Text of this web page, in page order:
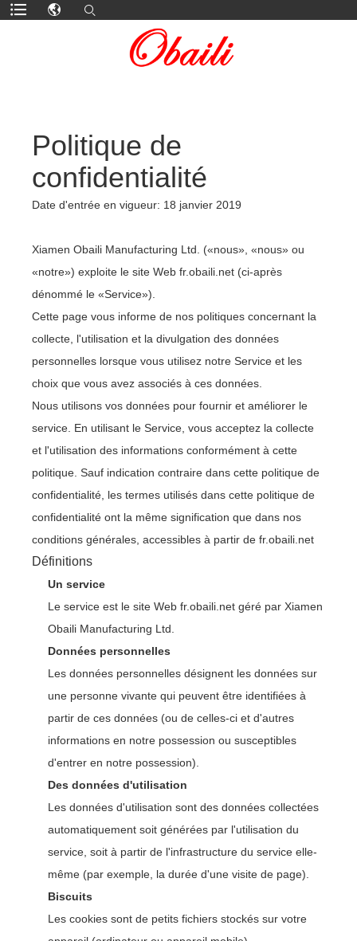
Politique de
confidentialité
Date d'entrée en vigueur: 18 janvier 2019
Xiamen Obaili Manufacturing Ltd. («nous», «nous» ou
«notre») exploite le site Web fr.obaili.net (ci-après
dénommé le «Service»).
Cette page vous informe de nos politiques concernant la
collecte, l'utilisation et la divulgation des données
personnelles lorsque vous utilisez notre Service et les
choix que vous avez associés à ces données.
Nous utilisons vos données pour fournir et améliorer le
service. En utilisant le Service, vous acceptez la collecte
et l'utilisation des informations conformément à cette
politique. Sauf indication contraire dans cette politique de
confidentialité, les termes utilisés dans cette politique de
confidentialité ont la même signification que dans nos
conditions générales, accessibles à partir de fr.obaili.net
Définitions
Un service
Le service est le site Web fr.obaili.net géré par Xiamen
Obaili Manufacturing Ltd.
Données personnelles
Les données personnelles désignent les données sur
une personne vivante qui peuvent être identifiées à
partir de ces données (ou de celles-ci et d'autres
informations en notre possession ou susceptibles
d'entrer en notre possession).
Des données d'utilisation
Les données d'utilisation sont des données collectées
automatiquement soit générées par l'utilisation du
service, soit à partir de l'infrastructure du service elle-
même (par exemple, la durée d'une visite de page).
Biscuits
Les cookies sont de petits fichiers stockés sur votre